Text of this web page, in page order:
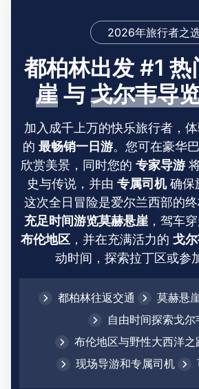
2026年旅行者之
都柏林出发 #1 热
崖 与戈尔韦导
加入成千上万的快乐旅行者，
的 最畅销一日游。您可在豪华
欣赏美景，同时您的 专家导游
史与传说，并由 专属司机确保
这次全日冒险是爱尔兰西部的
充足时间游览莫赫悬崖 ，驾车
布伦地区 ，并在充满活力的 戈
动时间，探索拉丁区或参
都柏林往返交通
莫赫悬
自由时间探索戈尔
布伦地区与野性大西洋之
现场导游和专属司机